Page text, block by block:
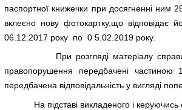
паспортної книжечки при досягненні ним
вклеєно нову фотокартку,що відповідає
06.12.2017 року по 0 5.02.2019 року.
При розгляді матеріалу справи
правопорушення передбачені частиною
передбачена відповідальність у вигляді
На підставі викладеного і керуючись